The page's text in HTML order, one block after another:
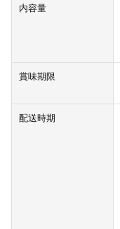
内容量
賞味期限
配送時期